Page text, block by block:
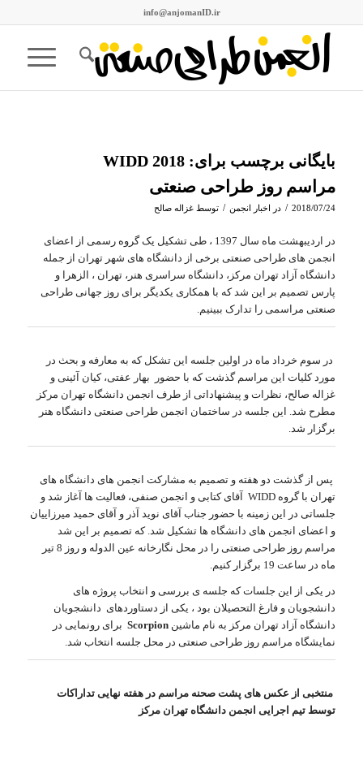
info@anjomanID.ir
بایگانی برچسب برای: WIDD 2018
مراسم روز طراحی صنعتی
2018/07/24
/ در اخبار انجمن / توسط غزاله صالح
در اردیبهشت ماه سال 1397 ، طی تشکیل یک گروه رسمی از اعضای
انجمن های طراحی صنعتی برخی از دانشگاه های شهر تهران از جمله
دانشگاه آزاد تهران مرکز، دانشگاه سراسری هنر، تهران ، الزهرا و
پارس تصمیم بر این شد که با همکاری یکدیگر برای روز جهانی طراحی
صنعتی مراسمی را تدارک ببینیم.
در سوم خرداد ماه در اولین جلسه این تشکل که به معارفه و بحث در
مورد کلیات این مراسم گذشت که با حضور بهار عفتی، کیان آئینی و
غزاله صالح، نظرات و پیشنهاداتی از طرف انجمن دانشگاه تهران مرکز
مطرح شد. این جلسه در ساختمان انجمن طراحی صنعتی دانشگاه هنر
برگزار شد.
پس از گذشت دو هفته و تصمیم به مشارکت انجمن های دانشگاه های
تهران با گروه WIDD آقای کتابی و انجمن صنفی، فعالیت ها آغاز شد و
جلساتی در این زمینه با حضور جناب آقای نوید آذر و آقای حمید میرزاییان
و اعضای انجمن های دانشگاه ها تشکیل شد. که تصمیم بر این شد
مراسم روز طراحی صنعتی را در محل نگارخانه عین الدوله و روز 8 تیر
ماه در ساعت 19 برگزار کنیم.
در یکی از این جلسات که جلسه ی بررسی و انتخاب پروژه های
دانشجویان و فارغ التحصیلان بود ، یکی از دستاوردهای دانشجویان
دانشگاه آزاد تهران مرکز به نام ماشین
برای رونمایی در
نمایشگاه مراسم روز طراحی صنعتی در محل جلسه انتخاب شد.
منتخبی از عکس های پشت صحنه مراسم در هفته نهایی تداراکات
توسط تیم اجرایی انجمن دانشگاه تهران مرکز